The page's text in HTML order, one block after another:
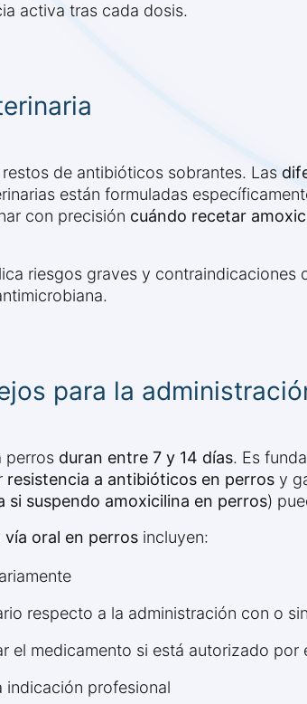
activa tras cada dosis.
de antibióticos sobrantes. Las
están formuladas
con precisión cuándo recetar
riesgos graves y contraindicaciones
para la
perros duran entre 7 y 14 días. Es
resistencia a antibióticos en perros y
si suspendo amoxicilina en perros)
vía oral en perros incluyen:
respecto a la administración con o
el medicamento si está autorizado por
indicación profesional